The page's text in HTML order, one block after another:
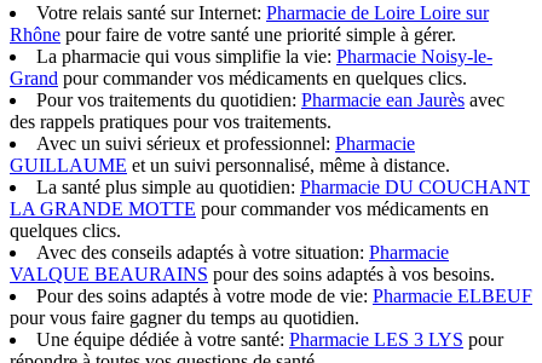
Votre relais santé sur Internet: Pharmacie de Loire Loire sur
Rhône pour faire de votre santé une priorité simple à gérer.
La pharmacie qui vous simplifie la vie: Pharmacie Noisy-le-
Grand pour commander vos médicaments en quelques clics.
Pour vos traitements du quotidien: Pharmacie ean Jaurès avec
des rappels pratiques pour vos traitements.
Avec un suivi sérieux et professionnel: Pharmacie
GUILLAUME et un suivi personnalisé, même à distance.
La santé plus simple au quotidien: Pharmacie DU COUCHANT
LA GRANDE MOTTE pour commander vos médicaments en
quelques clics.
Avec des conseils adaptés à votre situation: Pharmacie
VALQUE BEAURAINS pour des soins adaptés à vos besoins.
Pour des soins adaptés à votre mode de vie: Pharmacie ELBEUF
pour vous faire gagner du temps au quotidien.
Une équipe dédiée à votre santé: Pharmacie LES 3 LYS pour